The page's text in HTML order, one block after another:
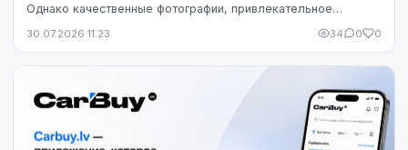
Однако качественные фотографии, привлекательное
30.07.2026 11:23 34 0 0